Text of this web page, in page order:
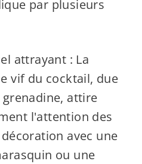
par plusieurs
attrayant : La
vif du cocktail, due
attire
l'attention des
avec une
ou une